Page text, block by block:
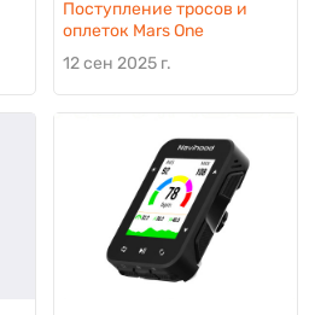
Поступление тросов и
оплеток Mars One
12 сен 2025 г.